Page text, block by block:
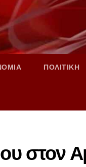
ΠΟΛΙΤΙΚΗ
στον